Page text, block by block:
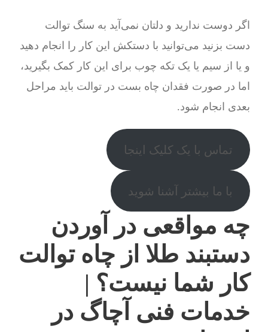
اگر دوست ندارید و دلتان نمی‌آید به سنگ توالت
دست بزنید می‌توانید با دستکش این کار را انجام دهید
و یا از سیم یا یک تکه چوب برای این کار کمک بگیرید،
اما در صورت فقدان چاه بست در توالت باید مراحل
بعدی انجام شود.
تماس با یک کلیک اینجا
با ما بیشتر آشنا شوید
چه مواقعی در آوردن
دستبند طلا از چاه توالت
کار شما نیست؟ |
خدمات فنی آچاگ در